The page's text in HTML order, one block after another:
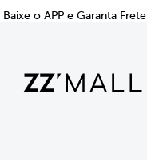
Baixe o APP e Garanta Frete